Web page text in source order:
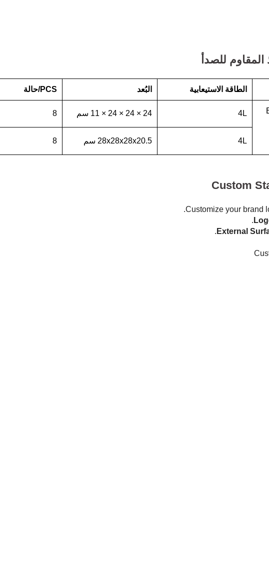
للصدأ
الطاقة الاستيعابية البُعد PCS/حالة
4L 24 × 24 × 24 × 11 سم 8
4L 28x28x28x20.5 سم 8
Custom
Customize your brand
External